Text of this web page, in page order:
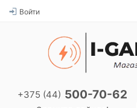
Войти
+375 (44) 500-70-62